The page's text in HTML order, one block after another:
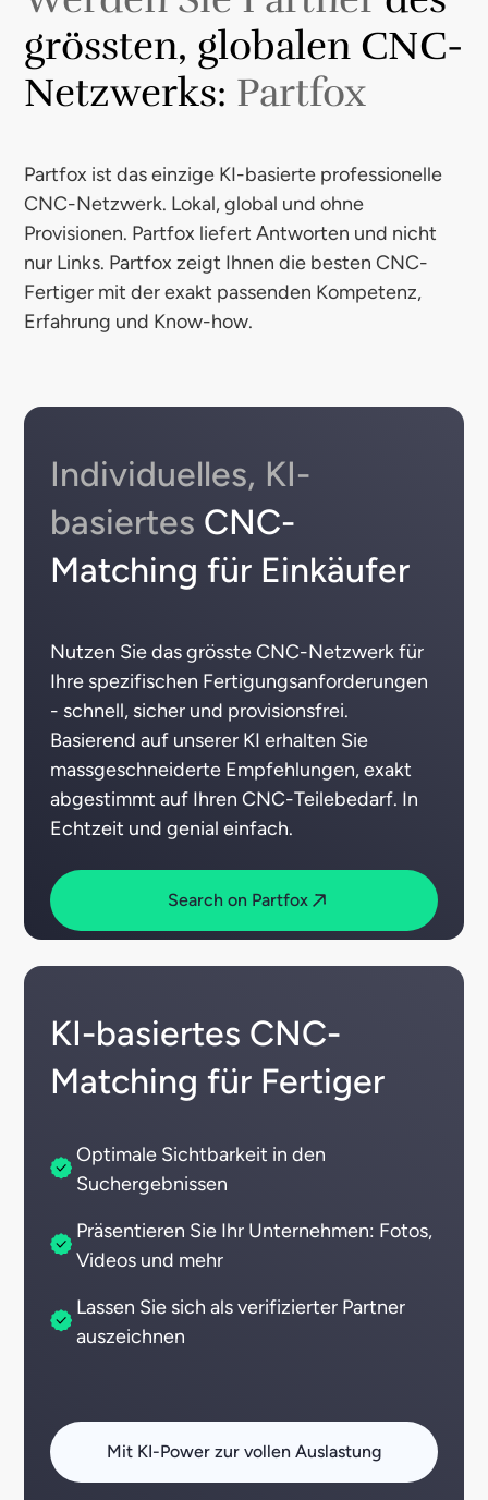
grössten, globalen CNC-
Netzwerks: Partfox
Partfox ist das einzige KI-basierte professionelle
CNC-Netzwerk. Lokal, global und ohne
Provisionen. Partfox liefert Antworten und nicht
nur Links. Partfox zeigt Ihnen die besten CNC-
Fertiger mit der exakt passenden Kompetenz,
Erfahrung und Know-how.
Individuelles, KI-
basiertes CNC-
Matching für Einkäufer
Nutzen Sie das grösste CNC-Netzwerk für
Ihre spezifischen Fertigungsanforderungen
- schnell, sicher und provisionsfrei.
Basierend auf unserer KI erhalten Sie
massgeschneiderte Empfehlungen, exakt
abgestimmt auf Ihren CNC-Teilebedarf. In
Echtzeit und genial einfach.
Search on Partfox
KI-basiertes CNC-
Matching für Fertiger
Optimale Sichtbarkeit in den
Suchergebnissen
Präsentieren Sie Ihr Unternehmen: Fotos,
Videos und mehr
Lassen Sie sich als verifizierter Partner
auszeichnen
Mit KI-Power zur vollen Auslastung